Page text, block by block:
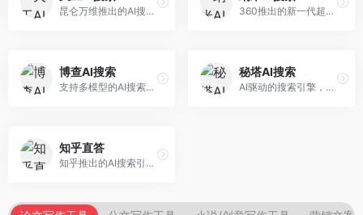
昆仑万维推出的AI搜索引擎，整合大模型与搜索能力。面向普通用户，提供智能问答、深度搜索、内容整理等服务，中文搜索体验好。 360推出的新一代超级AI搜索，深度整合360搜索资源。面向普通用户，提供智能问答、多模态搜索、内容生成等服务，安全可靠。
博查AI搜索
支持多模型的AI搜索引擎，整合多种大模型能力。面向AI爱好者，提供多模型搜索、答案对比、深度分析等服务，模型选择灵活。
秘塔AI搜索
AI驱动的搜索引擎，专注于无广告直达结果。面向研究者和信息获取需求者，提供深度搜索、来源标注、答案整理等服务，搜索结果干净准确，信息可信度高。
知乎直答
知乎推出的AI搜索引擎，专注于知识问答场景。面向知识获取者，提供知乎内容搜索、智能问答、知识整理等服务，专业知识丰富。